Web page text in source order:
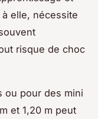
à elle, nécessite
risque de choc
ou pour des mini
et 1,20 m peut